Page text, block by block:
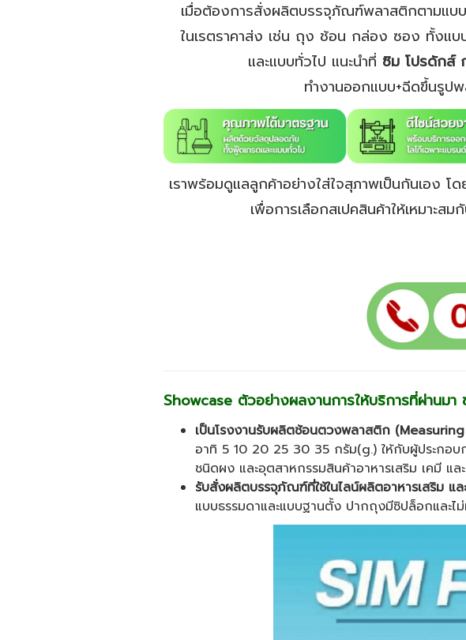
เมื่อต้องการสั่งผลิตบรรจุภัณฑ์พลาสติกตามแบ
ในเรตราคาส่ง เช่น ถุง ช้อน กล่อง ซอง ทั้งแ
และแบบทั่วไป แนะนำที่ ซิม โปรดักส์
ทำงานออกแบบ+ฉีดขึ้นรูป
เราพร้อมดูแลลูกค้าอย่างใส่ใจสุภาพเป็นกันเอง โ
เพื่อการเลือกสเปคสินค้าให้เหมาะส
Showcase ตัวอย่างผลงานการให้บริการที่ผ่านม
เป็นโรงงานรับผลิตช้อนตวงพลาสติก
อาทิ 5 10 20 25 30 35 กรัม(g.) ให้กับผู้ประกอบ
ชนิดผง และอุตสาหกรรมสินค้าอาหารเสริม เคมี แ
รับสั่งผลิตบรรจุภัณฑ์ที่ใช้ในไลน์ผลิตอาหารเสริม แ
แบบธรรมดาและแบบฐานตั้ง ปากถุงมีซิปล็อกและไ